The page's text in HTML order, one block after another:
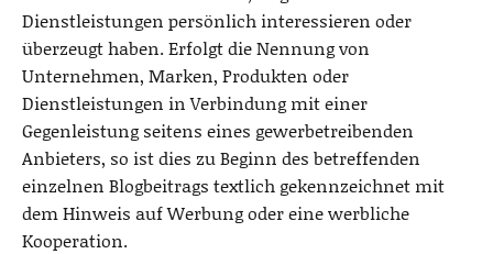
Dienstleistungen persönlich interessieren oder
überzeugt haben. Erfolgt die Nennung von
Unternehmen, Marken, Produkten oder
Dienstleistungen in Verbindung mit einer
Gegenleistung seitens eines gewerbetreibenden
Anbieters, so ist dies zu Beginn des betreffenden
einzelnen Blogbeitrags textlich gekennzeichnet mit
dem Hinweis auf Werbung oder eine werbliche
Kooperation.